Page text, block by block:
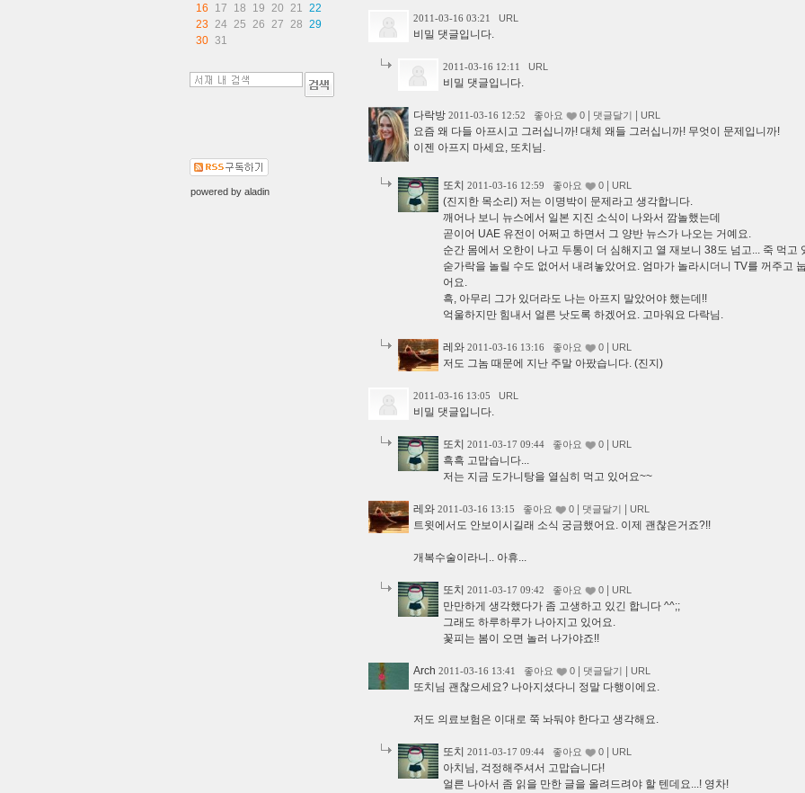
16
17 18 19 20 21 22
23 24 25 26 27 28 29
30 31
powered by aladin
2011-03-16 03:21 URL
비밀 댓글입니다.
2011-03-16 12:11 URL
비밀 댓글입니다.
다락방 2011-03-16 12:52 좋아요 0 댓글달기 URL
요즘 왜 다들 아프시고 그러십니까! 대체 왜들 그러십니까! 무엇이 문제입니까!
이젠 아프지 마세요, 또치님.
또치 2011-03-16 12:59 좋아요 0 URL
(진지한 목소리) 저는 이명박이 문제라고 생각합니다.
깨어나 보니 뉴스에서 일본 지진 소식이 나와서 깜놀했는데
곧이어 UAE 유전이 어쩌고 하면서 그 양반 뉴스가 나오는 거예요.
순간 몸에서 오한이 나고 두통이 더 심해지고 열 재보니 38도 넘고... 죽 먹고
숟가락을 놀릴 수도 없어서 내려놓았어요. 엄마가 놀라시더니 TV를 꺼주고
어요.
흑, 아무리 그가 있더라도 나는 아프지 말았어야 했는데!!
억울하지만 힘내서 얼른 낫도록 하겠어요. 고마워요 다락님.
레와 2011-03-16 13:16 좋아요 0 URL
저도 그놈 때문에 지난 주말 아팠습니다. (진지)
2011-03-16 13:05 URL
비밀 댓글입니다.
또치 2011-03-17 09:44 좋아요 0 URL
흑흑 고맙습니다...
저는 지금 도가니탕을 열심히 먹고 있어요~~
레와 2011-03-16 13:15 좋아요 0 댓글달기 URL
트윗에서도 안보이시길래 소식 궁금했어요. 이제 괜찮은거죠?!!
개복수술이라니.. 아휴...
또치 2011-03-17 09:42 좋아요 0 URL
만만하게 생각했다가 좀 고생하고 있긴 합니다 ^^;;
그래도 하루하루가 나아지고 있어요.
꽃피는 봄이 오면 놀러 나가야죠!!
Arch 2011-03-16 13:41 좋아요 0 댓글달기 URL
또치님 괜찮으세요? 나아지셨다니 정말 다행이에요.
저도 의료보험은 이대로 쭉 놔둬야 한다고 생각해요.
또치 2011-03-17 09:44 좋아요 0 URL
아치님, 걱정해주셔서 고맙습니다!
얼른 나아서 좀 읽을 만한 글을 올려드려야 할 텐데요...! 영차!